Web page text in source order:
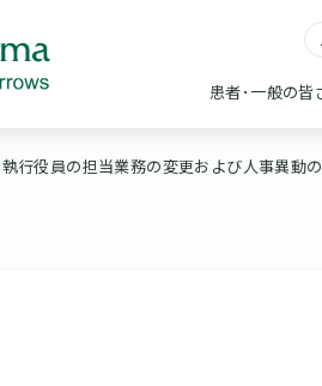
患者･一般の皆
行役員の担当業務の変更および人事異動